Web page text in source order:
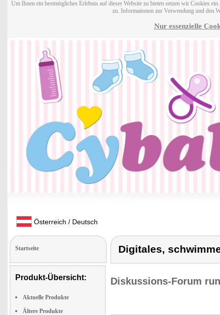
Um Ihnen ein bestmögliches Erlebnis auf dieser Website zu bieten setzen wir Cookies
zu. Informationen zur Verwendung und den
Nur essenzielle
Österreich / Deutsch
Startseite
Produkt-Übersicht:
Aktuelle Produkte
Ältere Produkte
Digitales,
Diskussions-Forum